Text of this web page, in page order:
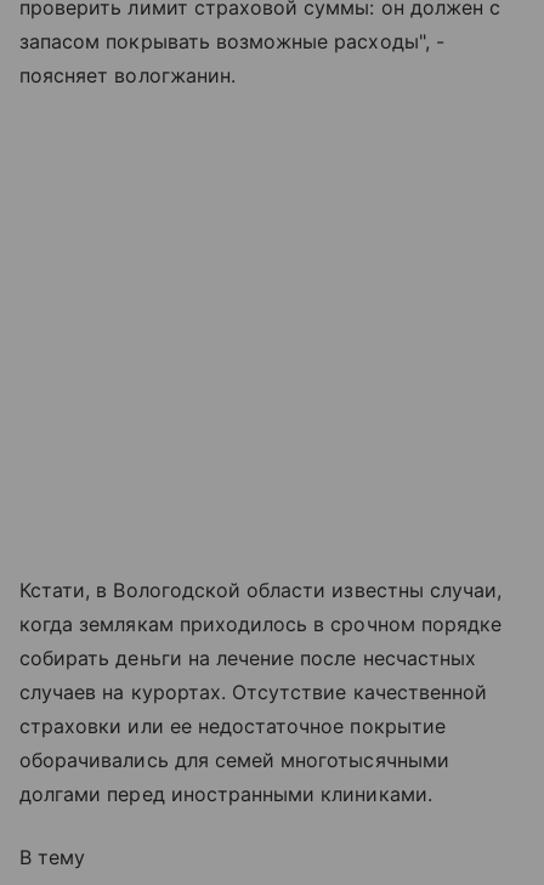
проверить лимит страховой суммы: он должен с
запасом покрывать возможные расходы", -
поясняет вологжанин.
Кстати, в Вологодской области известны случаи,
когда землякам приходилось в срочном порядке
собирать деньги на лечение после несчастных
случаев на курортах. Отсутствие качественной
страховки или ее недостаточное покрытие
оборачивались для семей многотысячными
долгами перед иностранными клиниками.
В тему